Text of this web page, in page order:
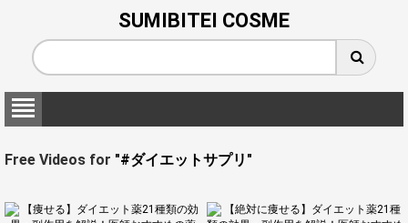
SUMIBITEI COSME
Free Videos for "#ダイエットサプリ"